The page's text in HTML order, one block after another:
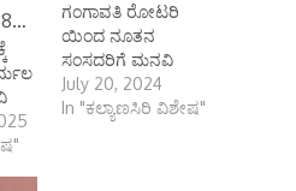
ಗಂಗಾವತಿ ರೋಟರಿ
ಯಿಂದ ನೂತನ
ಸಂಸದರಿಗೆ ಮನವಿ
July 20, 2024
In "ಕಲ್ಯಾಣಸಿರಿ ವಿಶೇಷ"